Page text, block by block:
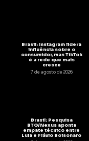
Brasil: Instagram lidera
influência sobre o
consumidor, mas TikTok
é a rede que mais
cresce
7 de agosto de 2026
Brasil: Pesquisa
BTG/Nexus aponta
empate técnico entre
Lula e Flávio Bolsonaro